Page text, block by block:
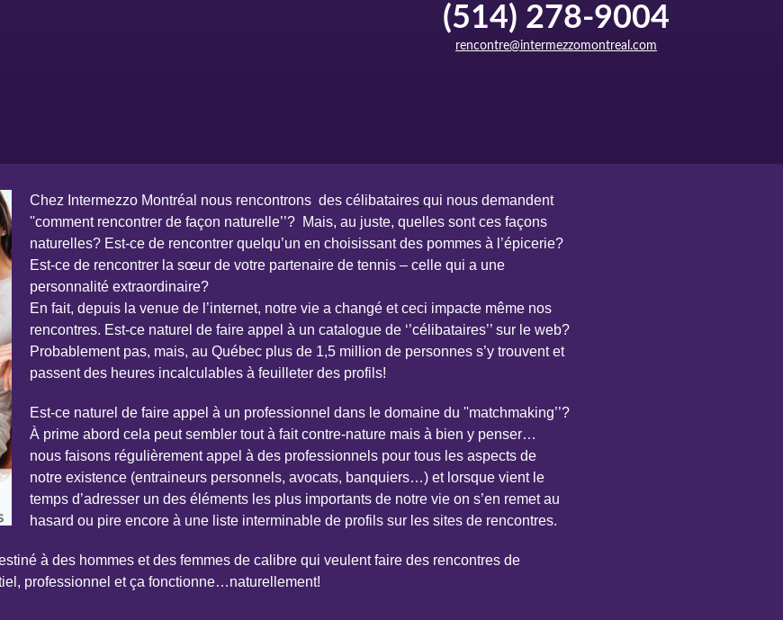
(514) 278-9004
rencontre@intermezzomontreal.com
Chez Intermezzo Montréal nous rencontrons des célibataires qui nous demandent
''comment rencontrer de façon naturelle’’? Mais, au juste, quelles sont ces façons
naturelles? Est-ce de rencontrer quelqu’un en choisissant des pommes à l’épicerie?
Est-ce de rencontrer la sœur de votre partenaire de tennis – celle qui a une
personnalité extraordinaire?
En fait, depuis la venue de l’internet, notre vie a changé et ceci impacte même nos
rencontres. Est-ce naturel de faire appel à un catalogue de ‘’célibataires’’ sur le web?
Probablement pas, mais, au Québec plus de 1,5 million de personnes s’y trouvent et
passent des heures incalculables à feuilleter des profils!
Est-ce naturel de faire appel à un professionnel dans le domaine du ''matchmaking’’?
À prime abord cela peut sembler tout à fait contre-nature mais à bien y penser…
nous faisons régulièrement appel à des professionnels pour tous les aspects de
notre existence (entraineurs personnels, avocats, banquiers…) et lorsque vient le
temps d’adresser un des éléments les plus importants de notre vie on s’en remet au
hasard ou pire encore à une liste interminable de profils sur les sites de rencontres.
à des hommes et des femmes de calibre qui veulent faire des rencontres de
professionnel et ça fonctionne…naturellement!